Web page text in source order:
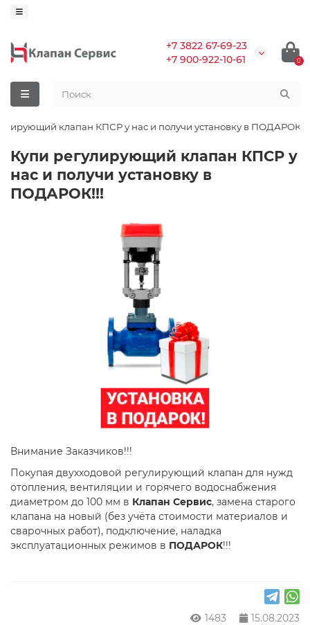
+7 3822 67-69-23
+7 900-922-10-61
0
клапан КПСР у нас и получи установку в ПОДАРОК!!!
Купи регулирующий клапан КПСР у
нас и получи установку в
ПОДАРОК!!!
Внимание Заказчиков!!!
Покупая двухходовой регулирующий клапан для нужд
отопления, вентиляции и горячего водоснабжения
диаметром до 100 мм в Клапан Сервис, замена старого
клапана на новый (без учёта стоимости материалов и
сварочных работ), подключение, наладка
эксплуатационных режимов в ПОДАРОК!!!
1483 15.08.2023